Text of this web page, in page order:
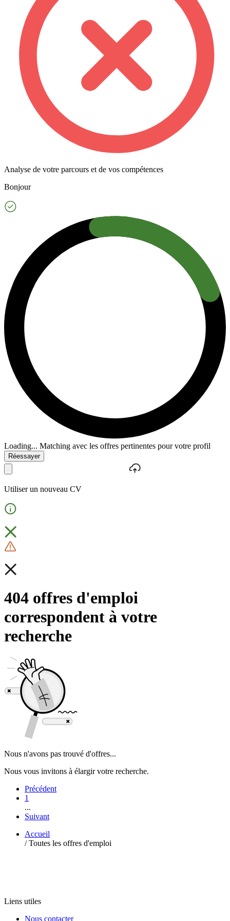
Analyse de votre parcours et de vos compétences
Bonjour
Loading... Matching avec les offres pertinentes pour votre profil
Réessayer
Utiliser un nouveau CV
404 offres d'emploi
correspondent à votre
recherche
Nous n'avons pas trouvé d'offres...
Nous vous invitons à élargir votre recherche.
Précédent
1
...
Suivant
Accueil
/ Toutes les offres d'emploi
Liens utiles
Nous contacter